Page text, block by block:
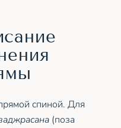
спиной. Для
(поза